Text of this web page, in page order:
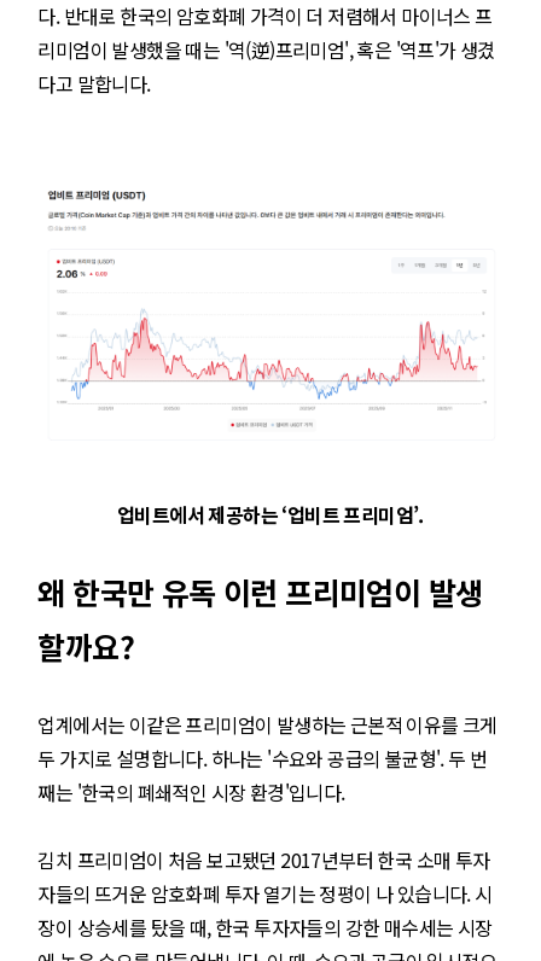
다. 반대로 한국의 암호화폐 가격이 더 저렴해서 마이너스 프
리미엄이 발생했을 때는 '역(逆)프리미엄', 혹은 '역프'가 생겼
다고 말합니다.
업비트에서 제공하는 ‘업비트 프리미엄’.
왜 한국만 유독 이런 프리미엄이 발생
할까요?
업계에서는 이같은 프리미엄이 발생하는 근본적 이유를 크게
두 가지로 설명합니다. 하나는 '수요와 공급의 불균형'. 두 번
째는 '한국의 폐쇄적인 시장 환경'입니다.
김치 프리미엄이 처음 보고됐던 2017년부터 한국 소매 투자
자들의 뜨거운 암호화폐 투자 열기는 정평이 나 있습니다. 시
장이 상승세를 탔을 때, 한국 투자자들의 강한 매수세는 시장